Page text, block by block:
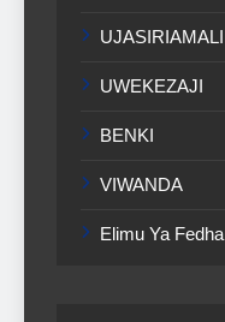
UJASIRIAMALI
UWEKEZAJI
BENKI
VIWANDA
Elimu Ya Fedha